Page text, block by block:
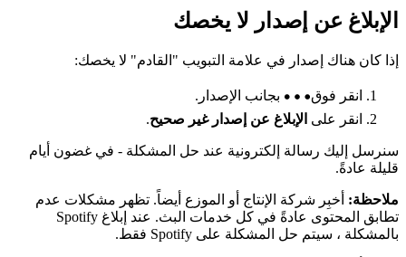
الإبلاغ عن إصدار لا يخصك
إذا كان هناك إصدار في علامة التبويب "القادم" لا يخصك:
انقر فوق
بجانب الإصدار.
انقر على الإبلاغ عن إصدار غير صحيح.
سنرسل إليك رسالة إلكترونية عند حل المشكلة - في غضون أيام
قليلة عادةً.
ملاحظة: أخبِر شركة الإنتاج أو الموزع أيضاً. تظهر مشكلات عدم
تطابق المحتوى عادةً في كل خدمات البث. عند إبلاغ Spotify
بالمشكلة ، سيتم حل المشكلة على Spotify فقط.